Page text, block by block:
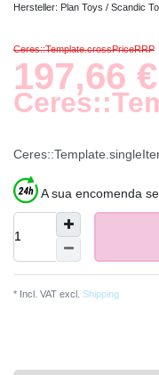
Hersteller: Plan Toys / Scandic
Ceres::Template.crossPriceRRP
197,66 €
A sua encomenda
* Incl. VAT excl. Shipping